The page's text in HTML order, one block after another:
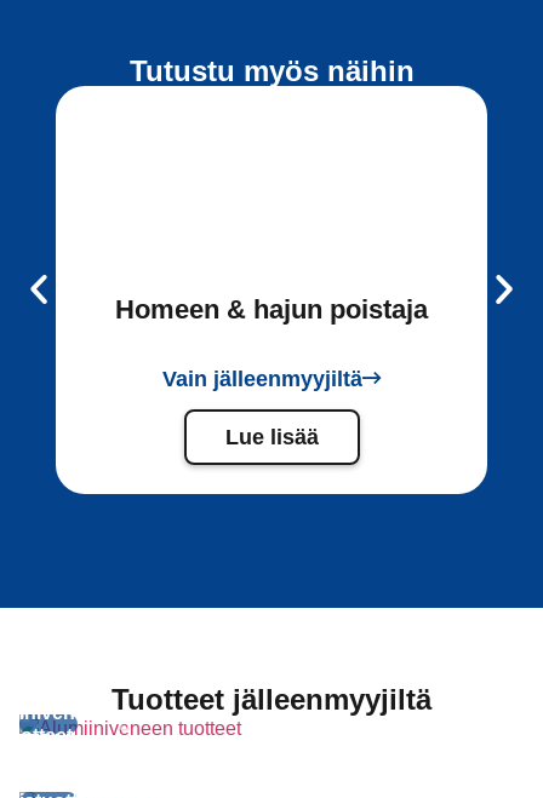
Tutustu myös näihin
Homeen & hajun poistaja
Vain jälleenmyyjiltä
Lue lisää
Tuotteet jälleenmyyjiltä
tuotteet